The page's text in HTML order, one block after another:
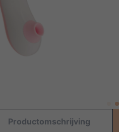
Productomschrijving